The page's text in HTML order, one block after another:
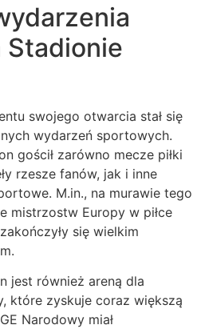
Stadionie
swojego otwarcia stał się
wydarzeń sportowych.
gościł zarówno mecze piłki
rzesze fanów, jak i inne
M.in., na murawie tego
mistrzostw Europy w piłce
się wielkim
jest również areną dla
które zyskuje coraz większą
Narodowy miał